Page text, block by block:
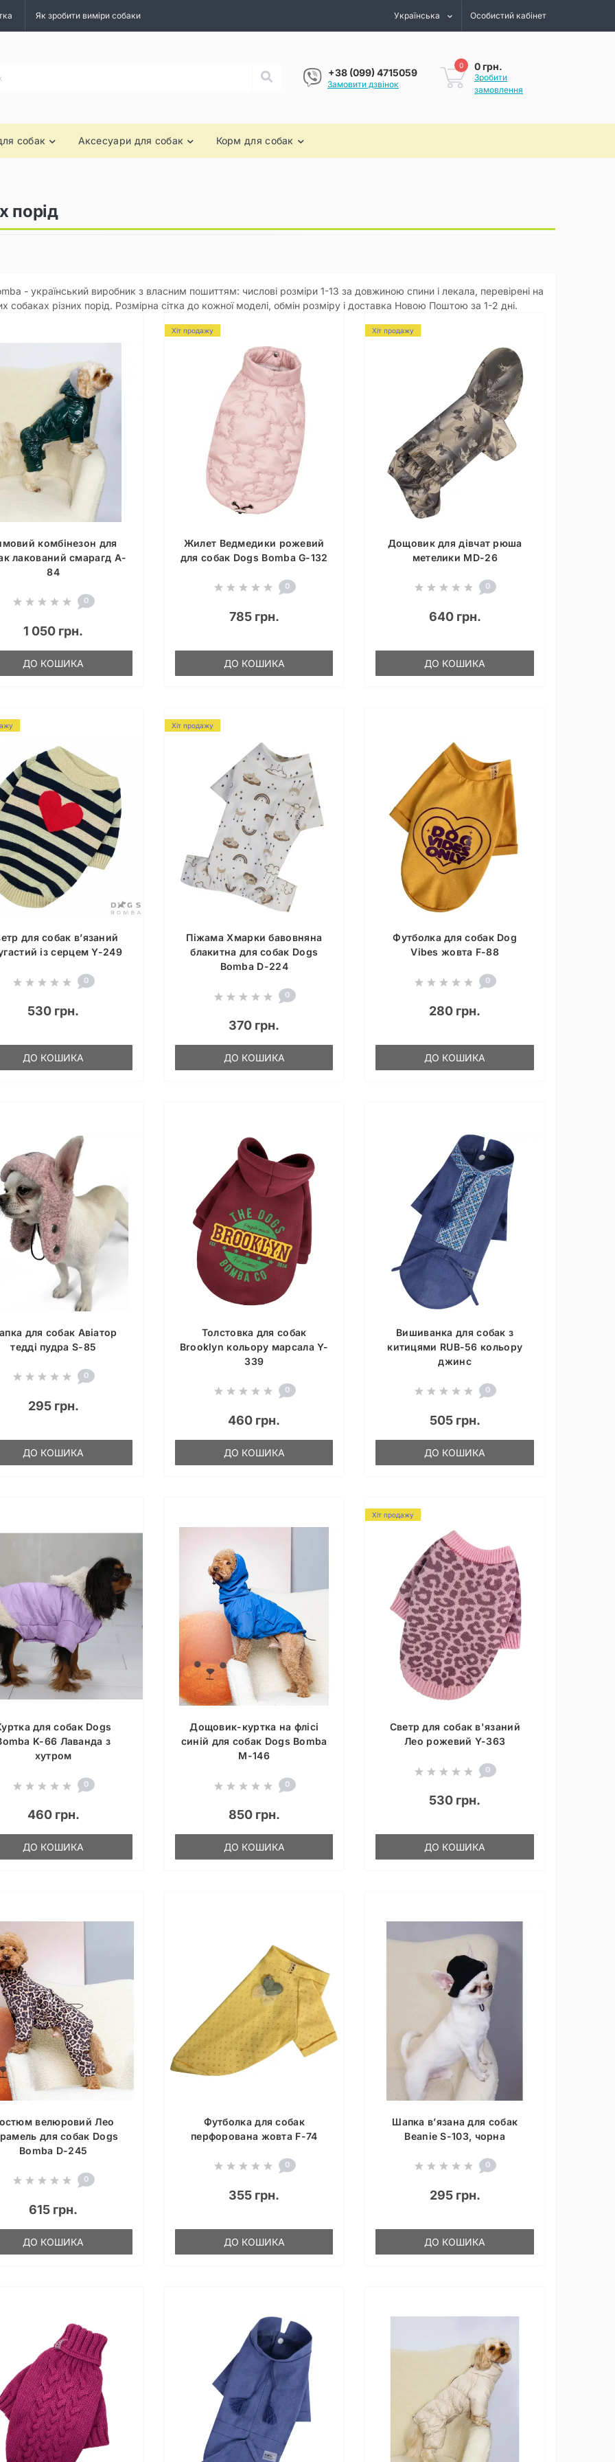
Як зробити виміри собаки Українська Особистий кабінет
+38 (099) 4715059
Замовити дзвінок
0 0 грн.
Зробити
замовлення
собак Аксесуари для собак Корм для собак
порід
- український виробник з власним пошиттям: числові розміри 1-13 за довжиною спини і лекала, перевірені на
собаках різних порід. Розмірна сітка до кожної моделі, обмін розміру і доставка Новою Поштою за 1-2 дні.
комбінезон для
лакований смарагд A-
84
0
1 050 грн.
ДО КОШИКА
Хіт продажу
Жилет Ведмедики рожевий
для собак Dogs Bomba G-132
0
785 грн.
ДО КОШИКА
Хіт продажу
Дощовик для дівчат рюша
метелики MD-26
0
640 грн.
ДО КОШИКА
для собак в’язаний
із серцем Y-249
0
530 грн.
ДО КОШИКА
Хіт продажу
Піжама Хмарки бавовняна
блакитна для собак Dogs
Bomba D-224
0
370 грн.
ДО КОШИКА
Футболка для собак Dog
Vibes жовта F-88
0
280 грн.
ДО КОШИКА
для собак Авіатор
тедді пудра S-85
0
295 грн.
ДО КОШИКА
Толстовка для собак
Brooklyn кольору марсала Y-
339
0
460 грн.
ДО КОШИКА
Вишиванка для собак з
китицями RUB-56 кольору
джинс
0
505 грн.
ДО КОШИКА
для собак Dogs
K-66 Лаванда з
хутром
0
460 грн.
ДО КОШИКА
Дощовик-куртка на флісі
синій для собак Dogs Bomba
M-146
0
850 грн.
ДО КОШИКА
Хіт продажу
Светр для собак в'язаний
Лео рожевий Y-363
0
530 грн.
ДО КОШИКА
велюровий Лео
для собак Dogs
Bomba D-245
0
615 грн.
ДО КОШИКА
Футболка для собак
перфорована жовта F-74
0
355 грн.
ДО КОШИКА
Шапка в’язана для собак
Beanie S-103, чорна
0
295 грн.
ДО КОШИКА